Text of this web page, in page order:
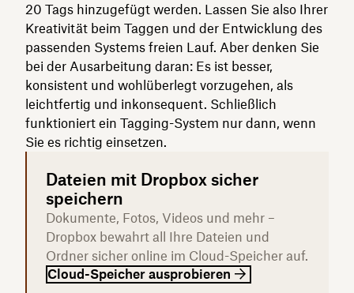
20 Tags hinzugefügt werden. Lassen Sie also Ihrer
Kreativität beim Taggen und der Entwicklung des
passenden Systems freien Lauf. Aber denken Sie
bei der Ausarbeitung daran: Es ist besser,
konsistent und wohlüberlegt vorzugehen, als
leichtfertig und inkonsequent. Schließlich
funktioniert ein Tagging-System nur dann, wenn
Sie es richtig einsetzen.
Dateien mit Dropbox sicher
speichern
Dokumente, Fotos, Videos und mehr –
Dropbox bewahrt all Ihre Dateien und
Ordner sicher online im Cloud-Speicher auf.
Cloud-Speicher ausprobieren